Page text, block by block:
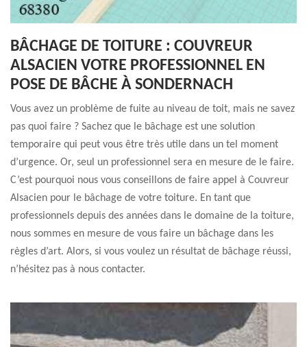
BÂCHAGE DE TOITURE : COUVREUR
ALSACIEN VOTRE PROFESSIONNEL EN
POSE DE BÂCHE À SONDERNACH
Vous avez un problème de fuite au niveau de toit, mais ne savez
pas quoi faire ? Sachez que le bâchage est une solution
temporaire qui peut vous être très utile dans un tel moment
d’urgence. Or, seul un professionnel sera en mesure de le faire.
C’est pourquoi nous vous conseillons de faire appel à Couvreur
Alsacien pour le bâchage de votre toiture. En tant que
professionnels depuis des années dans le domaine de la toiture,
nous sommes en mesure de vous faire un bâchage dans les
règles d’art. Alors, si vous voulez un résultat de bâchage réussi,
n’hésitez pas à nous contacter.